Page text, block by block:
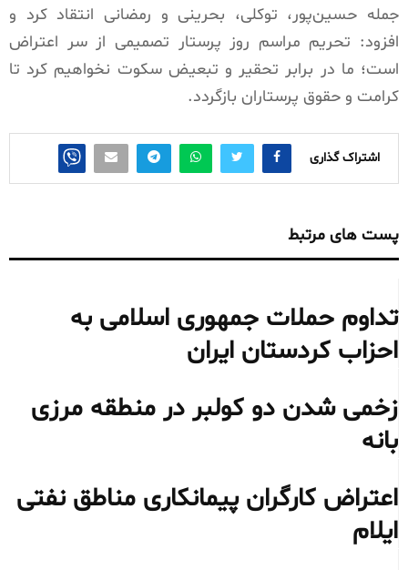
جمله حسین‌پور، توکلی، بحرینی و رمضانی انتقاد کرد و
افزود: تحریم مراسم روز پرستار تصمیمی از سر اعتراض
است؛ ما در برابر تحقیر و تبعیض سکوت نخواهیم کرد تا
کرامت و حقوق پرستاران بازگردد.
اشتراک گذاری
پست های مرتبط
تداوم حملات جمهوری اسلامی به
احزاب کردستان ایران
زخمی شدن دو کولبر در منطقه مرزی
بانه
اعتراض کارگران پیمانکاری مناطق نفتی
ایلام